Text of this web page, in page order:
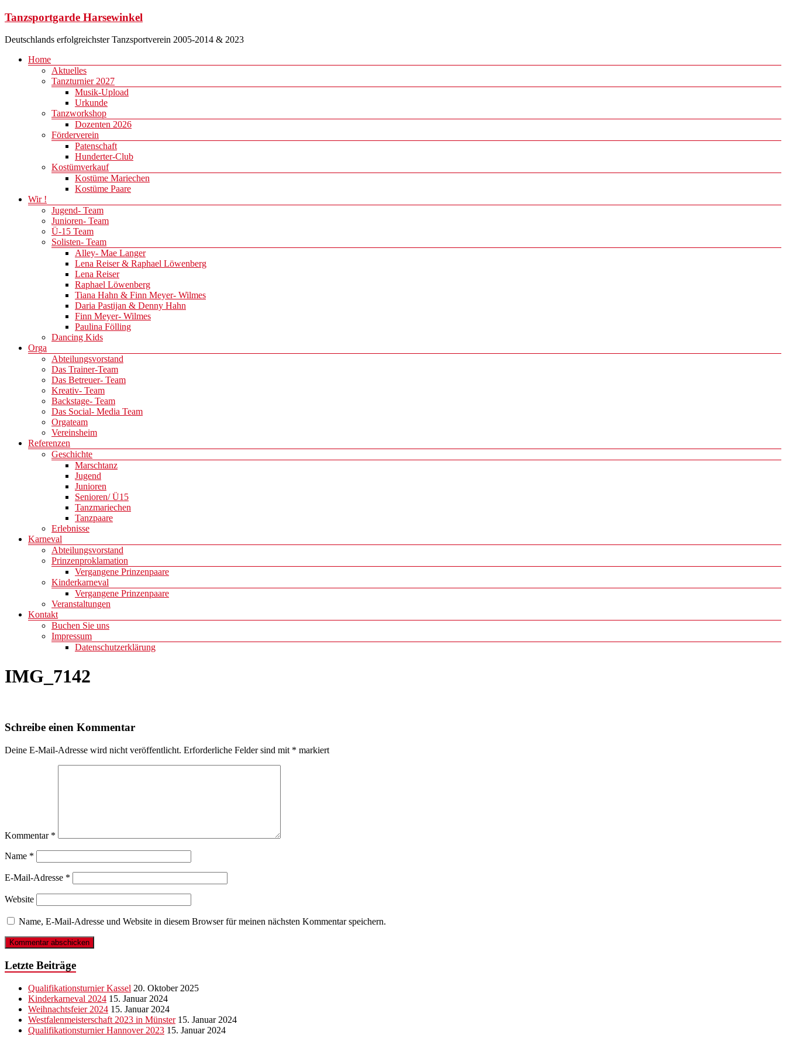
Zum
springen
Tanzsportgarde Harsewinkel
Deutschlands erfolgreichster Tanzsportverein 2005-2014 & 2023
Menü
Home
Aktuelles
Tanzturnier 2027
Musik-Upload
Urkunde
Tanzworkshop
Dozenten 2026
Förderverein
Patenschaft
Hunderter-Club
Kostümverkauf
Kostüme Mariechen
Kostüme Paare
Wir !
Jugend- Team
Junioren- Team
Ü-15 Team
Solisten- Team
Alley- Mae Langer
Lena Reiser & Raphael Löwenberg
Lena Reiser
Raphael Löwenberg
Tiana Hahn & Finn Meyer- Wilmes
Daria Pastijan & Denny Hahn
Finn Meyer- Wilmes
Paulina Fölling
Dancing Kids
Orga
Abteilungsvorstand
Das Trainer-Team
Das Betreuer- Team
Kreativ- Team
Backstage- Team
Das Social- Media Team
Orgateam
Vereinsheim
Referenzen
Geschichte
Marschtanz
Jugend
Junioren
Senioren/ Ü15
Tanzmariechen
Tanzpaare
Erlebnisse
Karneval
Abteilungsvorstand
Prinzenproklamation
Vergangene Prinzenpaare
Kinderkarneval
Vergangene Prinzenpaare
Veranstaltungen
Kontakt
Buchen Sie uns
Impressum
Datenschutzerklärung
IMG_7142
Schreibe einen Kommentar
Deine E-Mail-Adresse wird nicht veröffentlicht. Erforderliche Felder sind mit * markiert
Kommentar *
Name *
E-Mail-Adresse *
Website
Name, E-Mail-Adresse und Website in diesem Browser für meinen nächsten Kommentar speichern.
Letzte Beiträge
Qualifikationsturnier Kassel 20. Oktober 2025
Kinderkarneval 2024 15. Januar 2024
Weihnachtsfeier 2024 15. Januar 2024
Westfalenmeisterschaft 2023 in Münster 15. Januar 2024
Qualifikationsturnier Hannover 2023 15. Januar 2024